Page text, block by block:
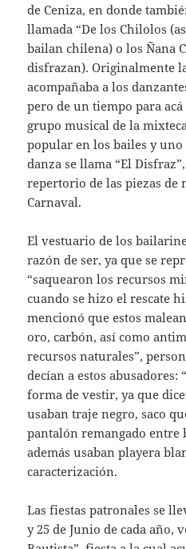
de Ceniza, en donde
llamada “De los Chilolos
bailan chilena) o los Ñana
disfrazan). Originalmente
acompañaba a los
pero de un tiempo para
grupo musical de la
popular en los bailes y uno
danza se llama “El
repertorio de las piezas de
Carnaval.
El vestuario de los
razón de ser, ya que se
“saquearon los recursos
cuando se hizo el rescate
mencionó que estos
oro, carbón, así como
recursos naturales”,
decían a estos abusadores:
forma de vestir, ya que
usaban traje negro, saco
pantalón remangado entre
además usaban playera
caracterización.
Las fiestas patronales se
y 25 de Junio de cada año,